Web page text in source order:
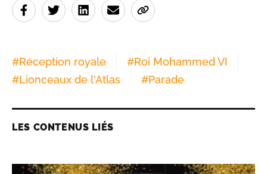
#Réception royale #Roi Mohammed VI
#Lionceaux de l'Atlas #Parade
LES CONTENUS LIÉS